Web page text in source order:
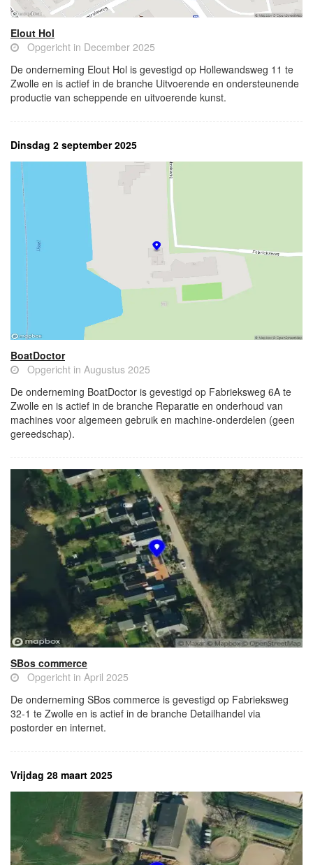
Elout Hol
Opgericht in December 2025
De onderneming Elout Hol is gevestigd op Hollewandsweg 11 te
Zwolle en is actief in de branche Uitvoerende en ondersteunende
productie van scheppende en uitvoerende kunst.
Dinsdag 2 september 2025
BoatDoctor
Opgericht in Augustus 2025
De onderneming BoatDoctor is gevestigd op Fabrieksweg 6A te
Zwolle en is actief in de branche Reparatie en onderhoud van
machines voor algemeen gebruik en machine-onderdelen (geen
gereedschap).
SBos commerce
Opgericht in April 2025
De onderneming SBos commerce is gevestigd op Fabrieksweg
32-1 te Zwolle en is actief in de branche Detailhandel via
postorder en internet.
Vrijdag 28 maart 2025